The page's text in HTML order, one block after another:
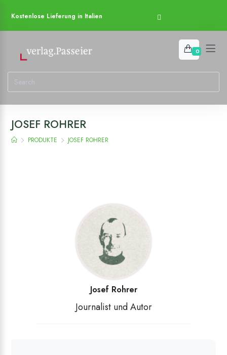
Kostenlose Lieferung in Italien
0
JOSEF ROHRER
PRODUKTE JOSEF ROHRER
Josef Rohrer
Journalist und Autor